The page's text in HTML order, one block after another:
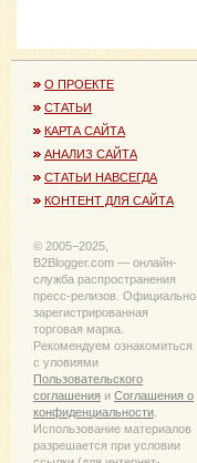
О ПРОЕКТЕ
СТАТЬИ
КАРТА САЙТА
АНАЛИЗ САЙТА
СТАТЬИ НАВСЕГДА
КОНТЕНТ ДЛЯ САЙТА
© 2005−2025,
B2Blogger.com — онлайн-
служба распространения
пресс-релизов. Официально
зарегистрированная
торговая марка.
Рекомендуем ознакомиться
с уловиями
Пользовательского
соглашения и Соглашения о
конфиденциальности
Использование материалов
разрешается при условии